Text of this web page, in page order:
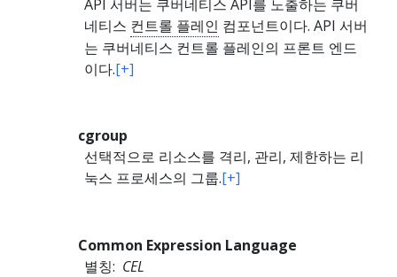
API 서버는 쿠버네티스 API를 노출하는 쿠버
네티스 컨트롤 플레인 컴포넌트이다. API 서버
는 쿠버네티스 컨트롤 플레인의 프론트 엔드
이다.[+]
cgroup
선택적으로 리소스를 격리, 관리, 제한하는 리
눅스 프로세스의 그룹.[+]
Common Expression Language
별칭: CEL